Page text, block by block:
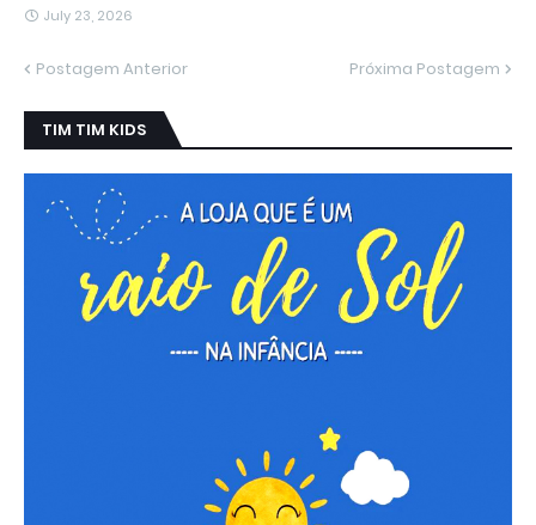
July 23, 2026
Postagem Anterior Próxima Postagem
TIM TIM KIDS